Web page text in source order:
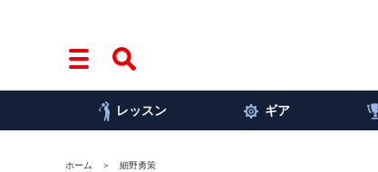
レッスン ギア
ホーム 細野勇策